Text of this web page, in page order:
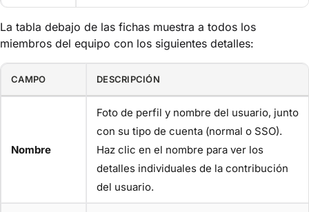
La tabla debajo de las fichas muestra a todos los
miembros del equipo con los siguientes detalles:
CAMPO DESCRIPCIÓN
Nombre
Foto de perfil y nombre del usuario, junto
con su tipo de cuenta (normal o SSO).
Haz clic en el nombre para ver los
detalles individuales de la contribución
del usuario.